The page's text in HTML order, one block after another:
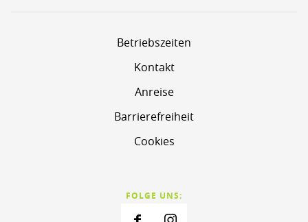
Betriebszeiten
Kontakt
Anreise
Barrierefreiheit
Cookies
FOLGE UNS: